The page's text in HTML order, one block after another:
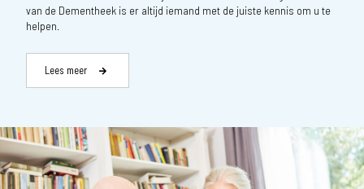
van de Dementheek is er altijd iemand met de juiste kennis om u te
helpen.
Lees meer